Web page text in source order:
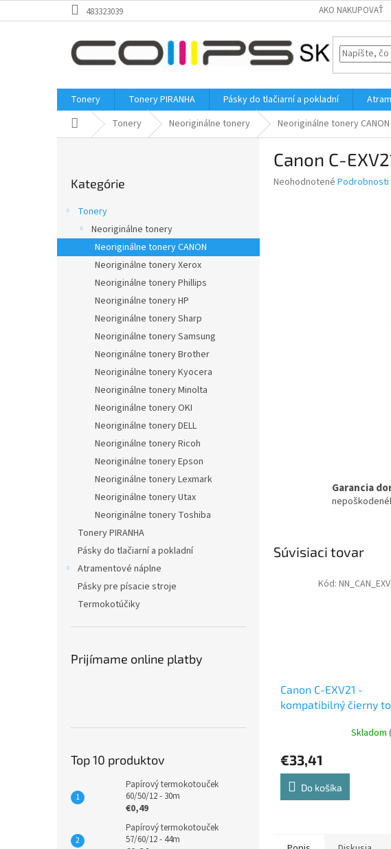
na
483323039 AKO NAKUPOVAŤ
Tonery Tonery PIRANHA Pásky do tlačiarní a pokladní
Domov Tonery Neoriginálne tonery Neoriginálne tonery CANON
a
kategórie
Kategórie
Tonery
Neoriginálne tonery
Neoriginálne tonery CANON
Neoriginálne tonery Xerox
Neoriginálne tonery Phillips
Neoriginálne tonery HP
Neoriginálne tonery Sharp
Neoriginálne tonery Samsung
Neoriginálne tonery Brother
Neoriginálne tonery Kyocera
Neoriginálne tonery Minolta
Neoriginálne tonery OKI
Neoriginálne tonery DELL
Neoriginálne tonery Ricoh
Neoriginálne tonery Epson
Neoriginálne tonery Lexmark
Neoriginálne tonery Utax
Neoriginálne tonery Toshiba
Tonery PIRANHA
Pásky do tlačiarní a pokladní
Atramentové náplne
Pásky pre písacie stroje
Termokotúčiky
Prijímame online platby
Top 10 produktov
Papírový termokotouček
60/50/12 - 30m
€0,49
Papírový termokotouček
57/60/12 - 44m
Canon C-
Priemerné
Neohodnotené
Garancia
Súvisiaci tovar
Canon C-EXV21 -
kompatibilný čierny
Skladom
€33,41
Do košíka
Kód: